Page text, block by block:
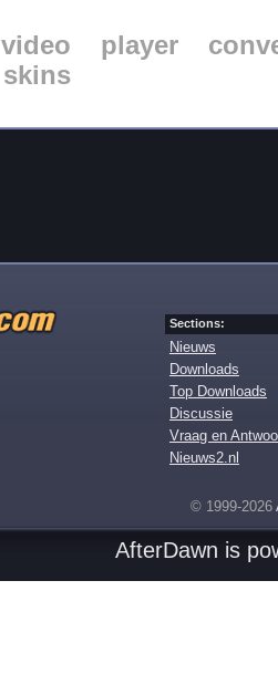
video player
skins
Sections:
Nieuws
Downloads
Top Downloads
Discussie
Vraag en
Nieuws2.nl
© 1999-2026
AfterDawn is